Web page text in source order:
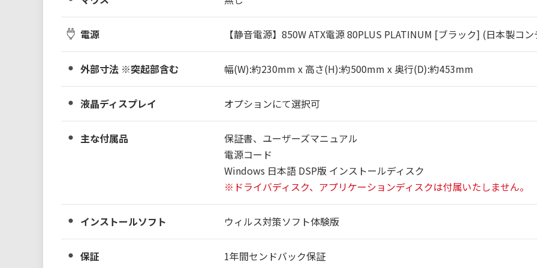
電源 【静音電源】850W ATX電源 80PLUS PLATINUM [ブラック] (日本製コ
外部寸法 ※突起部含む 幅(W):約230mm x 高さ(H):約500mm x 奥行(D):約453mm
液晶ディスプレイ オプションにて選択可
主な付属品
保証書、ユーザーズマニュアル
電源コード
Windows 日本語 DSP版 インストールディスク
※ドライバディスク、アプリケーションディスクは付属いたしません。
インストールソフト ウィルス対策ソフト体験版
保証 1年間センドバック保証